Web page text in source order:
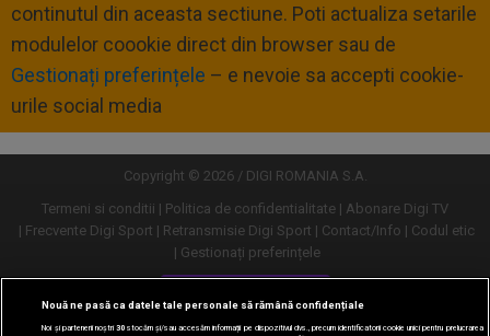
continutul din aceasta sectiune. Poti actualiza setarile
modulelor coookie direct din browser sau de
Gestionați preferințele – e nevoie sa accepti cookie-
urile social media
Copyright © 2026 / DIGI ROMANIA S.A.
Termeni si conditii
Politica de confidentialitate
Abonare Digi TV
Frecvente Digi Sport
Retransmisie Digi Sport Contact/Info
Codul etic
Gestionați preferințele
Versiune desktop
Nouă ne pasă ca datele tale personale să rămână confidențiale
Noi și partenerii noștri30stocăm și/sau accesăm informații pe dispozitivul dvs., precum identificatorii cookie unici pentru prelucrarea